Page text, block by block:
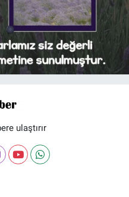
ulaştırır